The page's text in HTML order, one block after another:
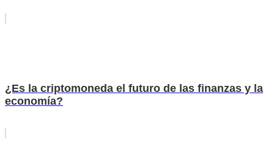
¿Es la criptomoneda el futuro de las finanzas y la
economía?